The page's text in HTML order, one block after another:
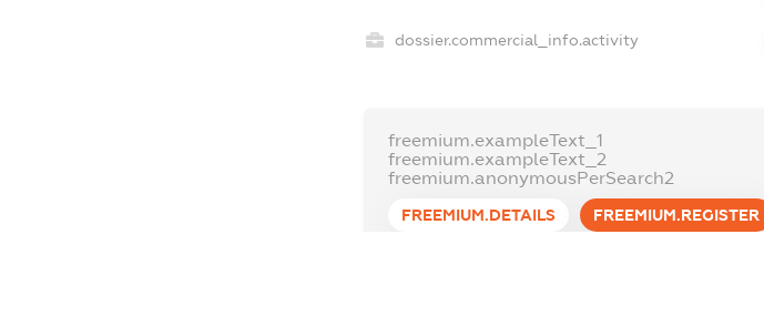
dossier.commercial_info.activity
freemium.exampleText_1
freemium.exampleText_2
freemium.anonymousPerSearch2
FREEMIUM.DETAILS FREEMIUM.REGISTER